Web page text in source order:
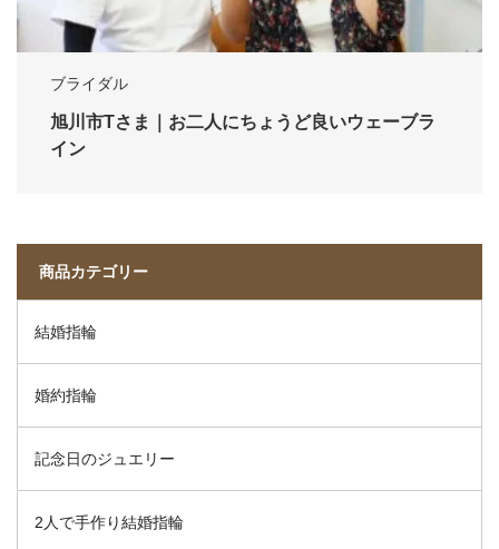
ブライダル
旭川市Tさま｜お二人にちょうど良いウェーブラ
イン
商品カテゴリー
結婚指輪
婚約指輪
記念日のジュエリー
2人で手作り結婚指輪